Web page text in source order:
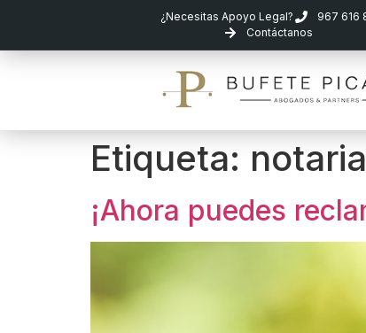
¿Necesitas Apoyo Legal?
967 616
Contáctanos
Etiqueta: notaria
¡Ahora puedes